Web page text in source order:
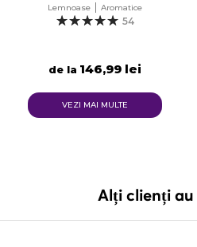
Lemnoase Aromatice
54
de la 146,99 lei
VEZI MAI MULTE
Alți clienți